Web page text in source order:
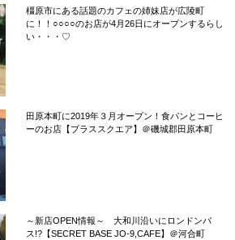
橿原市にある話題のカフェの姉妹店が広陵町
に！！○○○○のお店が4月26日にオープンするらし
い・・・♡
田原本町に2019年３月オープン！食パンとコーヒ
ーのお店【プラススクエア】＠磯城郡田原本町
～新店OPEN情報～ 大和川沿いにロンドンバ
ス!?【SECRET BASE JO-9,CAFE】＠河合町